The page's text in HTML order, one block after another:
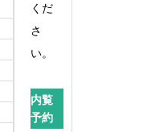
くだ
さ
い。
内覧
予約